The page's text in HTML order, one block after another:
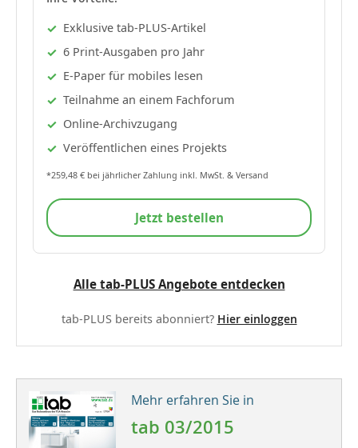
Exklusive tab-PLUS-Artikel
6 Print-Ausgaben pro Jahr
E-Paper für mobiles lesen
Teilnahme an einem Fachforum
Online-Archivzugang
Veröffentlichen eines Projekts
*259,48 € bei jährlicher Zahlung inkl. MwSt. & Versand
Jetzt bestellen
Alle tab-PLUS Angebote entdecken
tab-PLUS bereits abonniert? Hier einloggen
Mehr erfahren Sie in
tab 03/2015